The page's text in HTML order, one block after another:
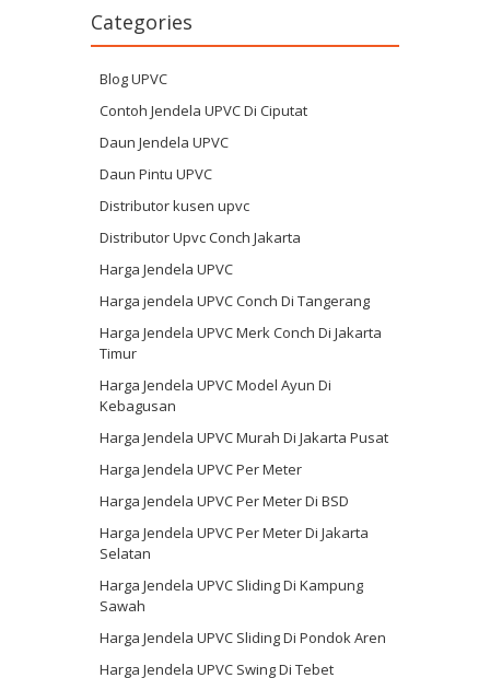
Categories
Blog UPVC
Contoh Jendela UPVC Di Ciputat
Daun Jendela UPVC
Daun Pintu UPVC
Distributor kusen upvc
Distributor Upvc Conch Jakarta
Harga Jendela UPVC
Harga jendela UPVC Conch Di Tangerang
Harga Jendela UPVC Merk Conch Di Jakarta
Timur
Harga Jendela UPVC Model Ayun Di
Kebagusan
Harga Jendela UPVC Murah Di Jakarta Pusat
Harga Jendela UPVC Per Meter
Harga Jendela UPVC Per Meter Di BSD
Harga Jendela UPVC Per Meter Di Jakarta
Selatan
Harga Jendela UPVC Sliding Di Kampung
Sawah
Harga Jendela UPVC Sliding Di Pondok Aren
Harga Jendela UPVC Swing Di Tebet